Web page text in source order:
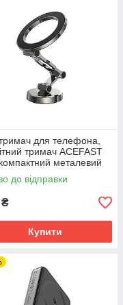
для телефона,
тримач ACEFAST
металевий
до відправки
₴
Купити